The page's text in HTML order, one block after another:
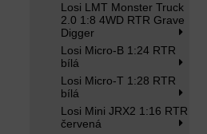
Losi LMT Monster Truck
2.0 1:8 4WD RTR Grave
Digger
Losi Micro-B 1:24 RTR
bílá
Losi Micro-T 1:28 RTR
bílá
Losi Mini JRX2 1:16 RTR
červená